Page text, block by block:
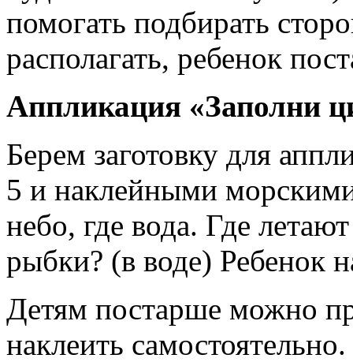
помогать подбирать
располагать, ребенок
Аппликация «Заполни
Берем заготовку для
5 и наклейными
небо, где вода. Где
рыбки? (в воде) Ребенок
Детям постарше можно
наклеить самостоятельно.